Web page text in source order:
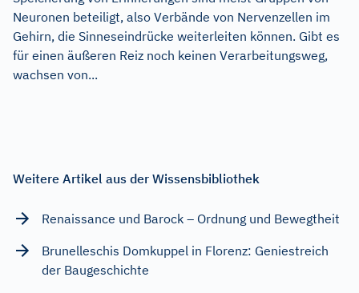
Neuronen beteiligt, also Verbände von Nervenzellen im
Gehirn, die Sinneseindrücke weiterleiten können. Gibt es
für einen äußeren Reiz noch keinen Verarbeitungsweg,
wachsen von...
Weitere Artikel aus der Wissensbibliothek
Renaissance und Barock – Ordnung und Bewegtheit
Brunelleschis Domkuppel in Florenz: Geniestreich
der Baugeschichte